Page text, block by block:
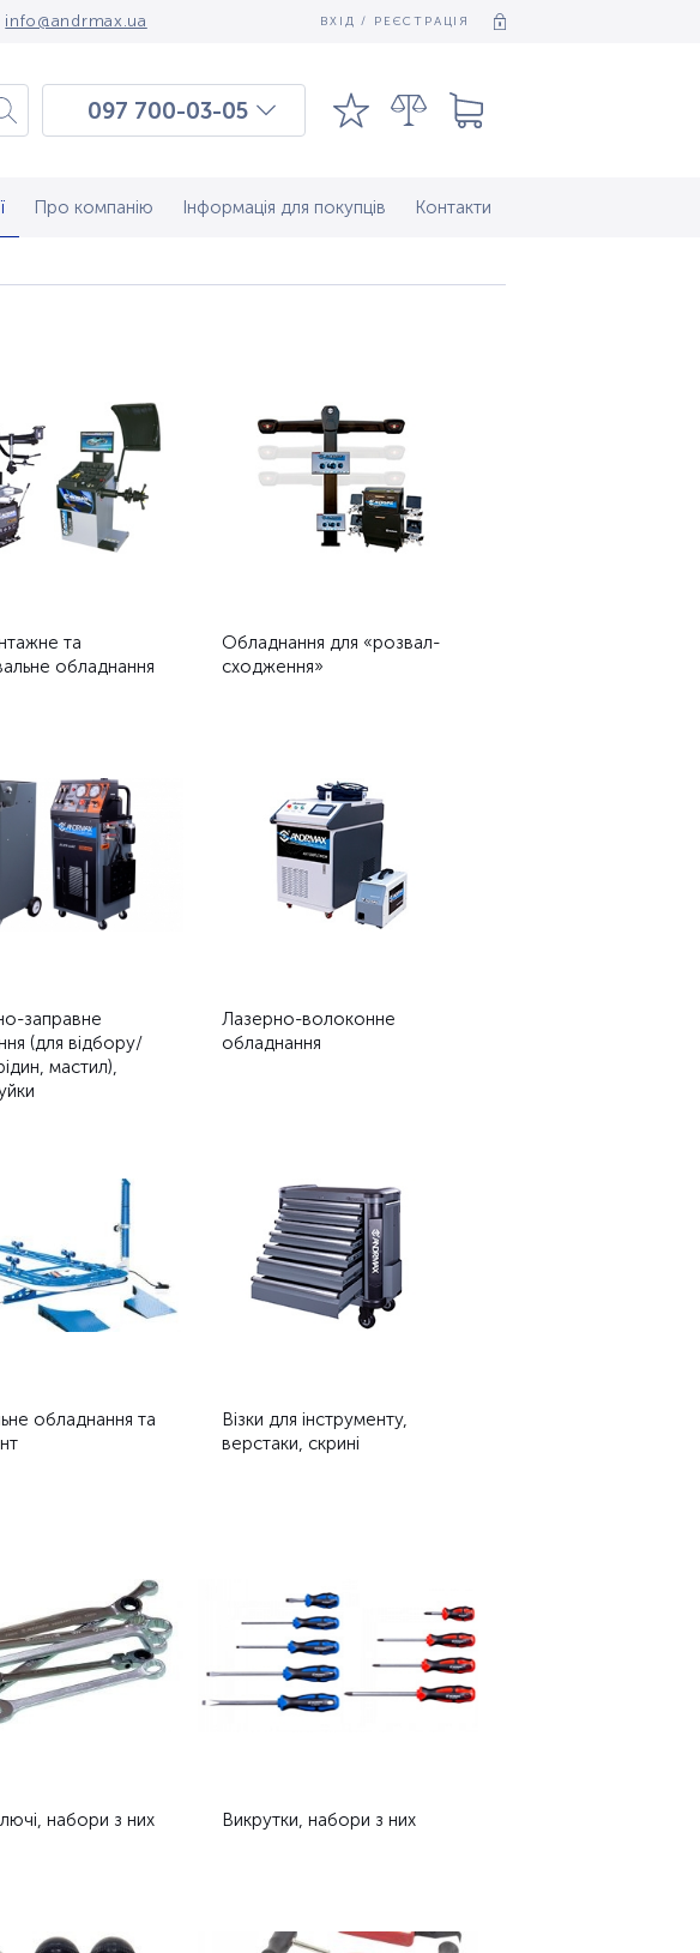
info@andrmax.ua ВХІД / РЕЄСТРАЦІЯ
097 700-03-05
097 003-03-09
Про компанію Інформація для покупців Контакти
та
обладнання
Обладнання для «розвал-
сходження»
заправне
(для відбору/
мастил),
Лазерно-волоконне
обладнання
обладнання та
Візки для інструменту,
верстаки, скрині
набори з них Викрутки, набори з них